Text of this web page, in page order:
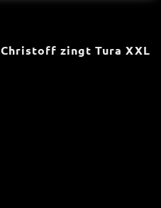
Christoff zingt Tura XXL